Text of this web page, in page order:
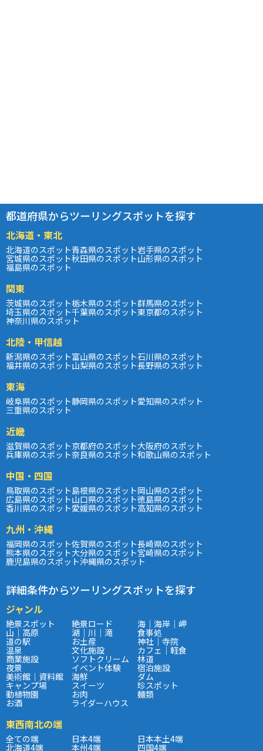
都道府県からツーリングスポットを探す
北海道・東北
北海道のスポット青森県のスポット岩手県のスポット
宮城県のスポット秋田県のスポット山形県のスポット
福島県のスポット
関東
茨城県のスポット栃木県のスポット群馬県のスポット
埼玉県のスポット千葉県のスポット東京都のスポット
神奈川県のスポット
北陸・甲信越
新潟県のスポット富山県のスポット石川県のスポット
福井県のスポット山梨県のスポット長野県のスポット
東海
岐阜県のスポット静岡県のスポット愛知県のスポット
三重県のスポット
近畿
滋賀県のスポット京都府のスポット大阪府のスポット
兵庫県のスポット奈良県のスポット和歌山県のスポット
中国・四国
鳥取県のスポット島根県のスポット岡山県のスポット
広島県のスポット山口県のスポット徳島県のスポット
香川県のスポット愛媛県のスポット高知県のスポット
九州・沖縄
福岡県のスポット佐賀県のスポット長崎県のスポット
熊本県のスポット大分県のスポット宮崎県のスポット
鹿児島県のスポット沖縄県のスポット
詳細条件からツーリングスポットを探す
ジャンル
絶景スポット 絶景ロード 海｜海岸｜岬
山｜高原 湖｜川｜滝 食事処
道の駅 お土産 神社｜寺院
温泉 文化施設 カフェ｜軽食
商業施設 ソフトクリーム 林道
夜景 イベント体験 宿泊施設
美術館｜資料館 海鮮 ダム
キャンプ場 スイーツ 珍スポット
動植物園 お肉 麺類
お酒 ライダーハウス
東西南北の端
全ての端 日本4端 日本本土4端
北海道4端 本州4端 四国4端